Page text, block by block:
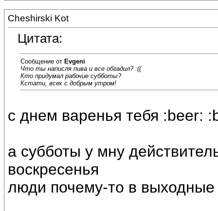
Cheshirski Kot
Цитата:
Сообщение от Evgeni
Что ты написля пива и все обгадил? :((
Кто придумал рабочие субботы?
Кстати, всех с добрым утром!
с днем варенья тебя :beer:
а субботы у мну
воскресенья
люди почему-то в